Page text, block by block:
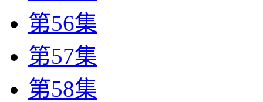
第56集
第57集
第58集